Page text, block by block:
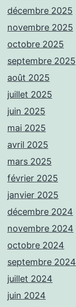
décembre 2025
novembre 2025
octobre 2025
septembre 2025
août 2025
juillet 2025
juin 2025
mai 2025
avril 2025
mars 2025
février 2025
janvier 2025
décembre 2024
novembre 2024
octobre 2024
septembre 2024
juillet 2024
juin 2024